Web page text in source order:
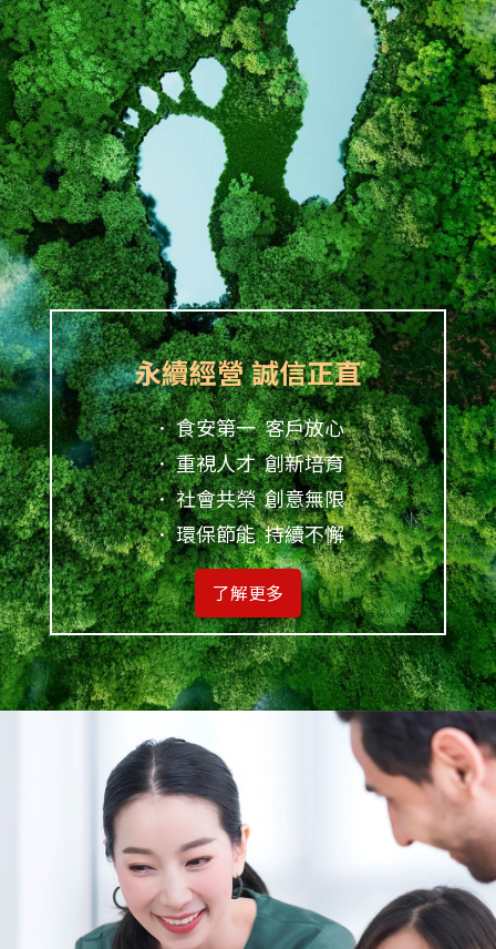
永續經營 誠信正直
． 食安第一 客戶放心
． 重視人才 創新培育
． 社會共榮 創意無限
． 環保節能 持續不懈
了解更多